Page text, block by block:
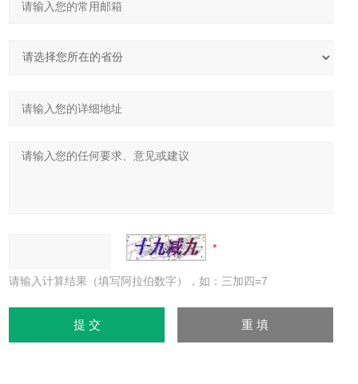
请输入计算结果（填写阿拉伯数字），如：三加四=7